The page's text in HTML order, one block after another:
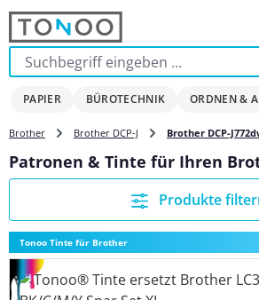
Zum Hauptinhalt springen
PAPIER BÜROTECHNIK ORDNEN &
Brother Brother DCP-J Brother DCP-
Patronen & Tinte für Ihren
Produkte
Tonoo Tinte für Brother